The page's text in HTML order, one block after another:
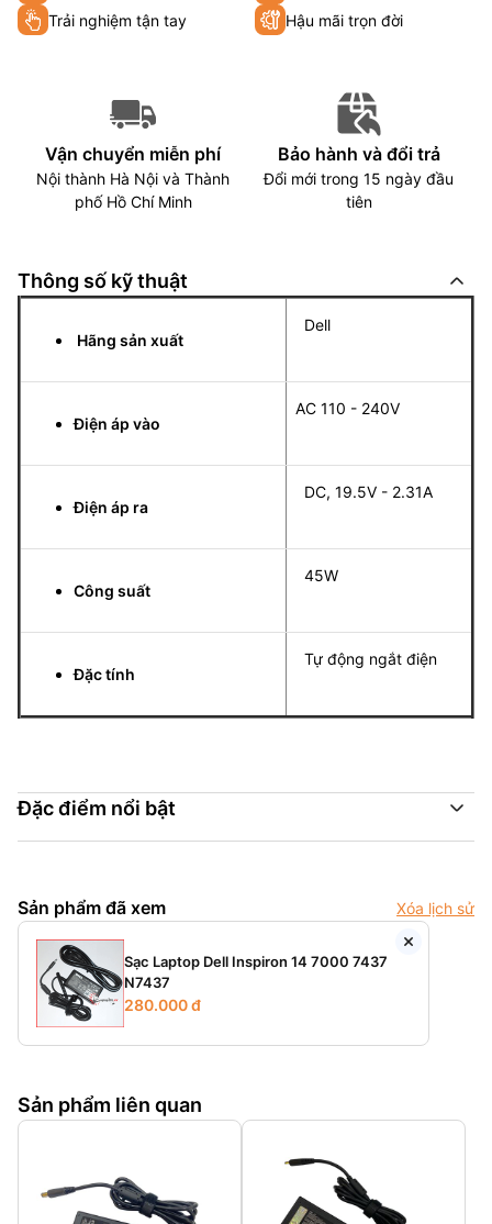
Trải nghiệm tận tay
Hậu mãi trọn đời
Vận chuyển miễn phí
Nội thành Hà Nội và Thành
phố Hồ Chí Minh
Bảo hành và đổi trả
Đổi mới trong 15 ngày đầu
tiên
Thông số kỹ thuật
Hãng sản xuất
Dell
Điện áp vào
AC 110 - 240V
Điện áp ra
DC, 19.5V - 2.31A
Công suất
45W
Đặc tính
Tự động ngắt điện
Đặc điểm nổi bật
Sản phẩm đã xem Xóa lịch sử
Sạc Laptop Dell Inspiron 14 7000 7437
N7437
280.000 đ
Sản phẩm liên quan